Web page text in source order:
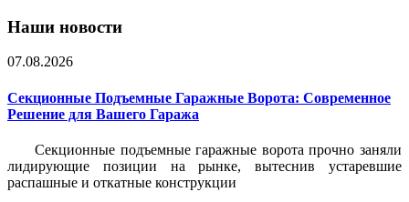
Наши новости
07.08.2026
Секционные Подъемные Гаражные Ворота: Современное
Решение для Вашего Гаража
Секционные подъемные гаражные ворота прочно заняли
лидирующие позиции на рынке, вытеснив устаревшие
распашные и откатные конструкции